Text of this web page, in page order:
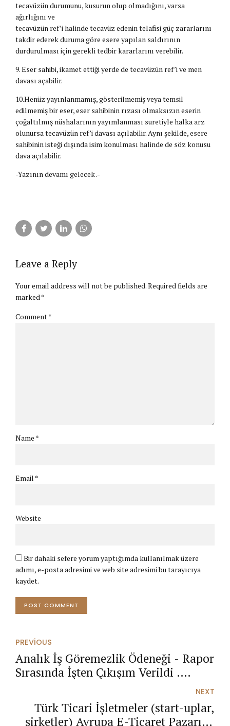
tecavüzün durumunu, kusurun olup olmadığını, varsa
ağırlığını ve
tecavüzün ref’i halinde tecavüz edenin telafisi güç zararlarını
takdir ederek duruma göre esere yapılan saldırının
durdurulması için gerekli tedbir kararlarını verebilir.
9. Eser sahibi, ikamet ettiği yerde de tecavüzün ref’i ve men
davası açabilir.
10.Henüz yayınlanmamış, gösterilmemiş veya temsil
edilmemiş bir eser, eser sahibinin rızası olmaksızın eserin
çoğaltılmış nüshalarının yayımlanması suretiyle halka arz
olunursa tecavüzün ref’i davası açılabilir. Aynı şekilde, esere
sahibinin isteği dışında isim konulması halinde de söz konusu
dava açılabilir.
-Yazının devamı gelecek .-
Leave a Reply
Your email address will not be published. Required fields are
marked *
Comment*
Name *
Email *
Website
Bir dahaki sefere yorum yaptığımda kullanılmak üzere
adımı, e-posta adresimi ve web site adresimi bu tarayıcıya
kaydet.
POST COMMENT
PREVIOUS
Analık İş Göremezlik Ödeneği - Rapor
Sırasında İşten Çıkışım Verildi .
Rapor parası (Analık İş Göremezlik
Ödeneği) alabilir miyim ?
NEXT
Türk Ticari İşletmeler (start-uplar,
şirketler) Avrupa E-Ticaret Pazarına